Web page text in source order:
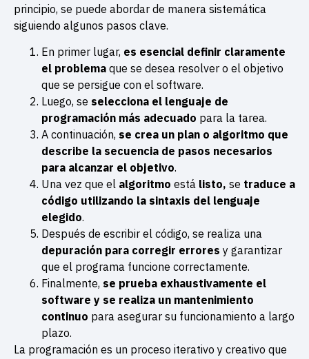
principio, se puede abordar de manera sistemática
siguiendo algunos pasos clave.
En primer lugar, es esencial definir claramente
el problema que se desea resolver o el objetivo
que se persigue con el software.
Luego, se selecciona el lenguaje de
programación más adecuado para la tarea.
A continuación, se crea un plan o algoritmo que
describe la secuencia de pasos necesarios
para alcanzar el objetivo.
Una vez que el algoritmo está listo, se traduce a
código utilizando la sintaxis del lenguaje
elegido.
Después de escribir el código, se realiza una
depuración para corregir errores y garantizar
que el programa funcione correctamente.
Finalmente, se prueba exhaustivamente el
software y se realiza un mantenimiento
continuo para asegurar su funcionamiento a largo
plazo.
La programación es un proceso iterativo y creativo que